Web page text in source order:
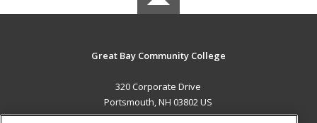
Great Bay Community College
320 Corporate Drive
Portsmouth, NH 03802 US